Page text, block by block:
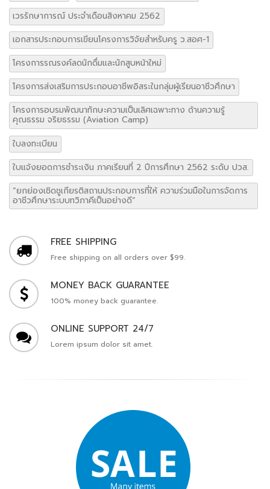
เวรรักษาการณ์ ประจำเดือนสิงหาคม 2562
เอกสารประกอบการเขียนโครงการวิจัยสำหรับครู ว.สอศ-1
โครงการรณรงค์ลดนักดื่มและนักสูบหน้าใหม่
โครงการส่งเสริมการประกอบอาชีพอิสระในกลุ่มผู้เรียนอาชีวศึกษา
โครงการอบรมพัฒนาทักษะความเป็นเลิศเฉพาะทาง ด้านความรู้
คุณธรรม จริยธรรม (Aviation Camp)
ใบลงทะเบียน
ใบแจ้งยอดการชำระเงิน ภาคเรียนที่ 2 ปีการศึกษา 2562 ระดับ ปวส.
“ยกย่องเชิดชูเกียรติสถานประกอบการที่ให้ ความร่วมมือในการจัดการ
อาชีวศึกษาระบบทวิภาคีเป็นอย่างดี”
FREE SHIPPING
Free shipping on all orders over $99.
MONEY BACK GUARANTEE
100% money back guarantee.
ONLINE SUPPORT 24/7
Lorem ipsum dolor sit amet.